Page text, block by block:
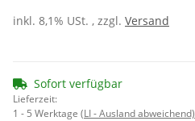
inkl. 8,1% USt. , zzgl. Versand
Sofort verfügbar
Lieferzeit:
1 - 5 Werktage (LI - Ausland abweichend)